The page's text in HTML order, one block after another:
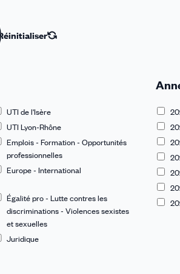
Réinitialiser
UTI de l'Isère
UTI Lyon-Rhône
Emplois - Formation - Opportunités
professionnelles
Europe - International
Égalité pro - Lutte contres les
discriminations - Violences sexistes
et sexuelles
Juridique